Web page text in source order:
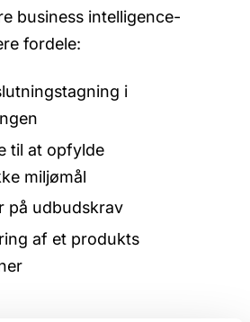
business intelligence-
fordele:
i
til at opfylde
miljømål
på udbudskrav
af et produkts